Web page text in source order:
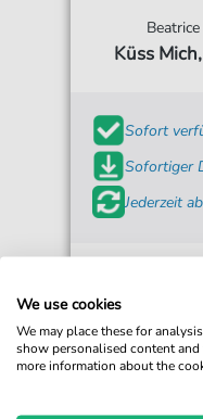
Küss
Sofort
Sofortiger
Jederzeit
We use cookies
We may place these for
show personalised content
more information about the